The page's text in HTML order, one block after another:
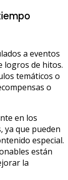
a eventos
logros de hitos.
temáticos o
o
en los
ya que pueden
especial.
están
la